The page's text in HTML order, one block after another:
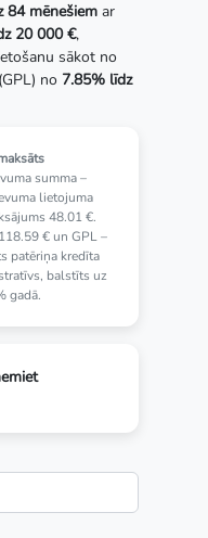
84 mēnešiem ar
20 000 €,
sākot no
no 7.85% līdz
summa –
lietojuma
48.01 €.
€ un GPL –
patēriņa kredīta
balstīts uz
gadā.